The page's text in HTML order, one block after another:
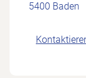
5400 Baden